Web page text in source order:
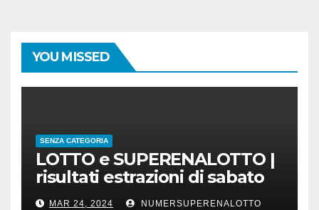
YOU MISSED
SENZA CATEGORIA
LOTTO e SUPERENALOTTO |
risultati estrazioni di sabato
23 marzo 2024
MAR 24, 2024 NUMERSUPERENALOTTO